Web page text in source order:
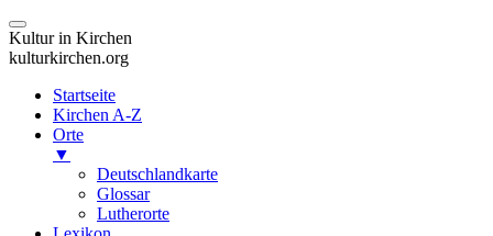
Kultur in Kirchen
kulturkirchen.org
Startseite
Kirchen A-Z
Orte
▼
Deutschlandkarte
Glossar
Lutherorte